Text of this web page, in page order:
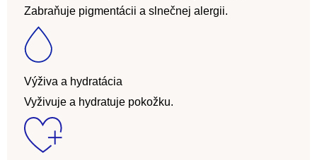
Zabraňuje pigmentácii a slnečnej alergii.
Výživa a hydratácia
Vyživuje a hydratuje pokožku.